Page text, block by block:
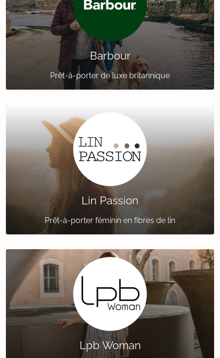
Barbour
Prêt-à-porter de luxe britannique
Lin Passion
Prêt-à-porter féminin en fibres de lin
Lpb Woman